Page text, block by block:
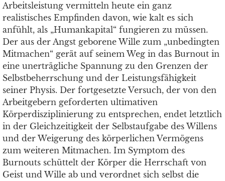
Arbeitsleistung vermitteln heute ein ganz
realistisches Empfinden davon, wie kalt es sich
anfühlt, als „Humankapital“ fungieren zu müssen.
Der aus der Angst geborene Wille zum „unbedingten
Mitmachen“ gerät auf seinem Weg in das Burnout in
eine unerträgliche Spannung zu den Grenzen der
Selbstbeherrschung und der Leistungsfähigkeit
seiner Physis. Der fortgesetzte Versuch, der von den
Arbeitgebern geforderten ultimativen
Körperdisziplinierung zu entsprechen, endet letztlich
in der Gleichzeitigkeit der Selbstaufgabe des Willens
und der Weigerung des körperlichen Vermögens
zum weiteren Mitmachen. Im Symptom des
Burnouts schüttelt der Körper die Herrschaft von
Geist und Wille ab und verordnet sich selbst die